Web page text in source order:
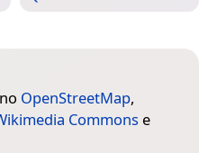
OpenStreetMap,
Commons e